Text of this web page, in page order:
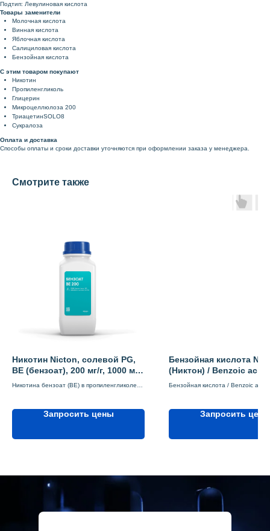
Подтип: Левулиновая кислота
Товары заменители
Молочная кислота
Винная кислота
Яблочная кислота
Салициловая кислота
Бензойная кислота
С этим товаром покупают
Никотин
Пропиленгликоль
Глицерин
Микроцеллюлоза 200
ТриацетинSOLO8
Сукралоза
Оплата и доставка
Способы оплаты и сроки доставки уточняются при оформлении заказа у менеджера.
Смотрите также
Никотин Nicton, солевой PG,
BE (бензоат), 200 мг/г, 1000 мл,
Россия
Никотина бензоат (BE) в пропиленгликоле
пропиленгликоле).
Концентрация: 200 мг/г
Запросить цены
Бензойная кислота
(Никтон) / Benzoic acid
Пищевая добавка / 4 кг
Бензойная кислота / Benzoic acid
Объем: 4 кг
Тип продукта: кислота / CAS 65-
Запросить цены